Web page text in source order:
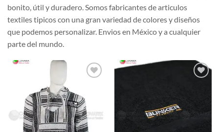
bonito, útil y duradero. Somos fabricantes de articulos
textiles tipicos con una gran variedad de colores y diseños
que podemos personalizar. Envios en México y a cualquier
parte del mundo.
deseos